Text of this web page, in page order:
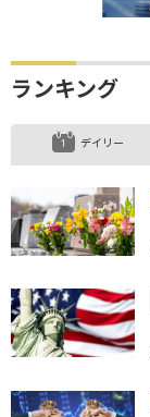
ランキング
デイリー